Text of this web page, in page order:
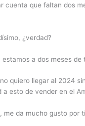
cuenta que faltan dos
¿verdad?
a dos meses de
quiero llegar al 2024
a esto de vender en el
me da mucho gusto por